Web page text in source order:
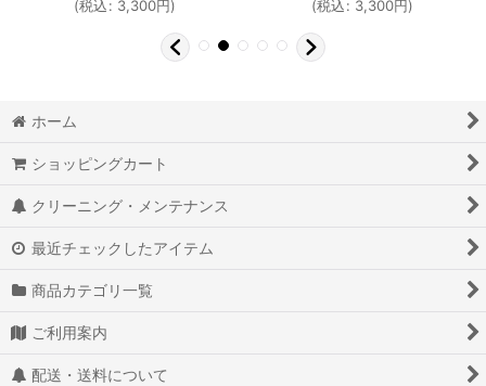
(税込: 3,300円)
(税込: 3,300円)
ホーム
ショッピングカート
クリーニング・メンテナンス
最近チェックしたアイテム
商品カテゴリ一覧
ご利用案内
配送・送料について